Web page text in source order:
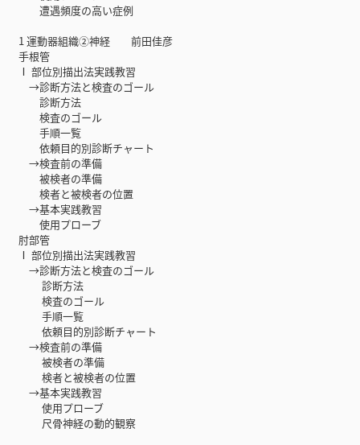
遭遇頻度の高い症例
1 運動器組織②神経 前田佳彦
手根管
Ⅰ 部位別描出法実践教習
→診断方法と検査のゴール
診断方法
検査のゴール
手順一覧
依頼目的別診断チャート
→検査前の準備
被検者の準備
検者と被検者の位置
→基本実践教習
使用プローブ
肘部管
Ⅰ 部位別描出法実践教習
→診断方法と検査のゴール
診断方法
検査のゴール
手順一覧
依頼目的別診断チャート
→検査前の準備
被検者の準備
検者と被検者の位置
→基本実践教習
使用プローブ
尺骨神経の動的観察